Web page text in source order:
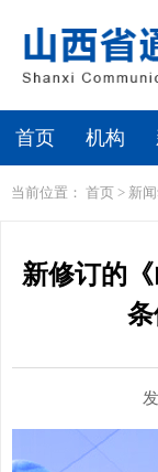
首页 机构
当前位置： 首页 > 新
新修订的